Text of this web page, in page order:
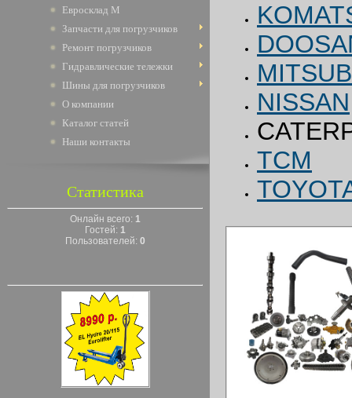
Евросклад М
Запчасти для погрузчиков
Ремонт погрузчиков
Гидравлические тележки
Шины для погрузчиков
О компании
Каталог статей
Наши контакты
Статистика
Онлайн всего: 1
Гостей: 1
Пользователей: 0
NISSAN
TCM